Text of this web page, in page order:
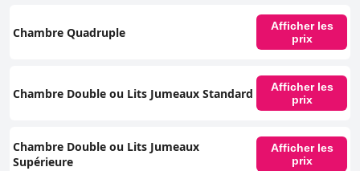
Chambre Quadruple
Afficher les
prix
Chambre Double ou Lits Jumeaux Standard
Afficher les
prix
Chambre Double ou Lits Jumeaux
Supérieure
Afficher les
prix